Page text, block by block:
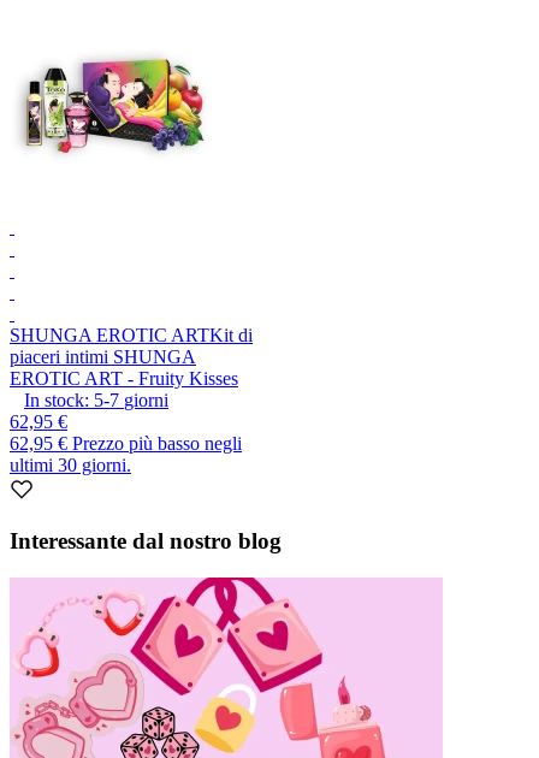
SHUNGA EROTIC ARTKit di
piaceri intimi SHUNGA
EROTIC ART - Fruity Kisses
In stock: 5-7 giorni
62,95 €
62,95 € Prezzo più basso negli
ultimi 30 giorni.
Interessante dal nostro blog